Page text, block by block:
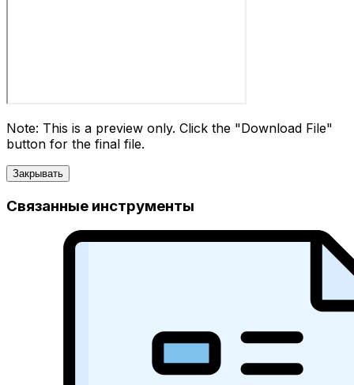
Note: This is a preview only. Click the "Download File"
button for the final file.
Закрывать
Связанные инструменты